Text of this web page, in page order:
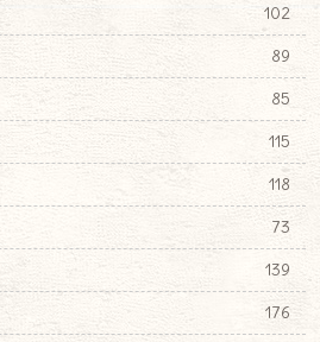
102
89
85
115
118
73
139
176